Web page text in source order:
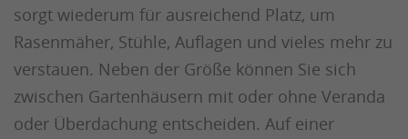
sorgt wiederum für ausreichend Platz, um
Rasenmäher, Stühle, Auflagen und vieles mehr zu
verstauen. Neben der Größe können Sie sich
zwischen Gartenhäusern mit oder ohne Veranda
oder Überdachung entscheiden. Auf einer